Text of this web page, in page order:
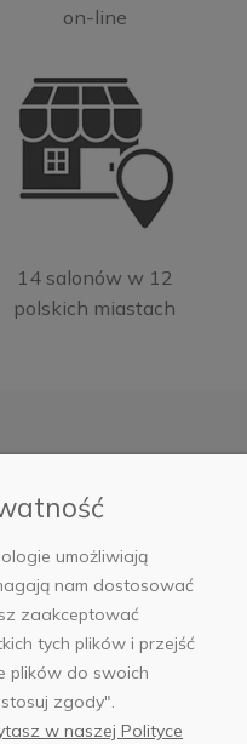
on-line
14 salonów w 12
polskich miastach
umożliwiają
nam dostosować
zaakceptować
tych plików i przejść
plików do swoich
zgody".
w naszej Polityce